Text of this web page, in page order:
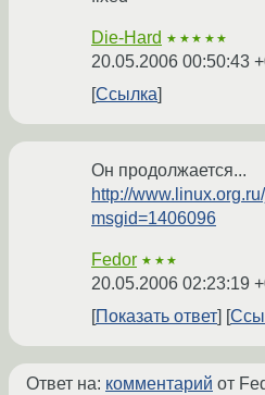
Die-Hard ★★★★★
20.05.2006 00:50:43
Ссылка
Он продолжается...
http://
msgid=1406096
Fedor ★★★
20.05.2006 02:23:19
Показать ответ
Ответ на: комментарий от